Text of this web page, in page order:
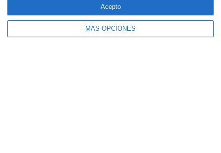
MÁS OPCIONES
Acepto